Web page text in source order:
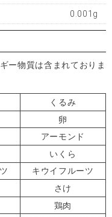
0.001g
ー物質は含まれておりま
くるみ
卵
アーモンド
いくら
キウイフルーツ
さけ
鶏肉